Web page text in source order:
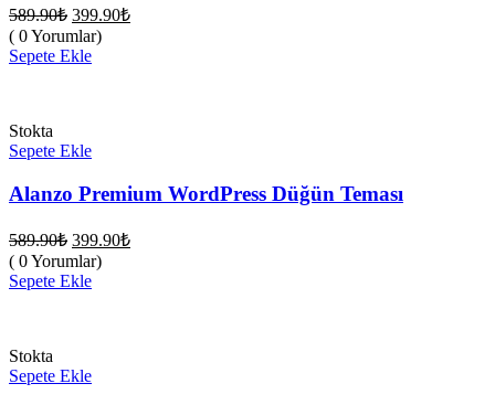
589.90₺ Orijinal
fiyat:
589.90₺.
399.90₺Şu
( 0 Yorumlar)
Sepete Ekle
Stokta
Sepete Ekle
Alanzo Premium WordPress Düğün Teması
589.90₺ Orijinal
fiyat:
589.90₺.
399.90₺Şu
( 0 Yorumlar)
Sepete Ekle
Stokta
Sepete Ekle